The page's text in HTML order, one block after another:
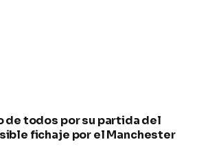
de todos por su partida del
fichaje por el Manchester